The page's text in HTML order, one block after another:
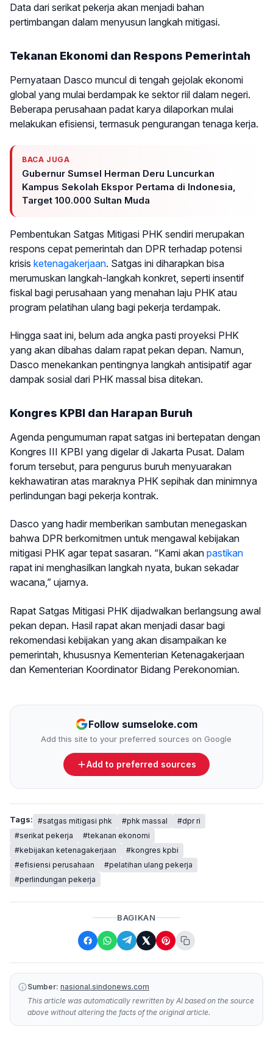
Data dari serikat pekerja akan menjadi bahan
pertimbangan dalam menyusun langkah mitigasi.
Tekanan Ekonomi dan Respons Pemerintah
Pernyataan Dasco muncul di tengah gejolak ekonomi
global yang mulai berdampak ke sektor riil dalam negeri.
Beberapa perusahaan padat karya dilaporkan mulai
melakukan efisiensi, termasuk pengurangan tenaga kerja.
BACA JUGA
Gubernur Sumsel Herman Deru Luncurkan
Kampus Sekolah Ekspor Pertama di Indonesia,
Target 100.000 Sultan Muda
Pembentukan Satgas Mitigasi PHK sendiri merupakan
respons cepat pemerintah dan DPR terhadap potensi
krisis ketenagakerjaan. Satgas ini diharapkan bisa
merumuskan langkah-langkah konkret, seperti insentif
fiskal bagi perusahaan yang menahan laju PHK atau
program pelatihan ulang bagi pekerja terdampak.
Hingga saat ini, belum ada angka pasti proyeksi PHK
yang akan dibahas dalam rapat pekan depan. Namun,
Dasco menekankan pentingnya langkah antisipatif agar
dampak sosial dari PHK massal bisa ditekan.
Kongres KPBI dan Harapan Buruh
Agenda pengumuman rapat satgas ini bertepatan dengan
Kongres III KPBI yang digelar di Jakarta Pusat. Dalam
forum tersebut, para pengurus buruh menyuarakan
kekhawatiran atas maraknya PHK sepihak dan minimnya
perlindungan bagi pekerja kontrak.
Dasco yang hadir memberikan sambutan menegaskan
bahwa DPR berkomitmen untuk mengawal kebijakan
mitigasi PHK agar tepat sasaran. “Kami akan pastikan
rapat ini menghasilkan langkah nyata, bukan sekadar
wacana,” ujarnya.
Rapat Satgas Mitigasi PHK dijadwalkan berlangsung awal
pekan depan. Hasil rapat akan menjadi dasar bagi
rekomendasi kebijakan yang akan disampaikan ke
pemerintah, khususnya Kementerian Ketenagakerjaan
dan Kementerian Koordinator Bidang Perekonomian.
Follow sumseloke.com
Add this site to your preferred sources on Google
Add to preferred sources
Tags: #satgas mitigasi phk #phk massal
#dpr ri
#serikat pekerja
#tekanan ekonomi
#kebijakan ketenagakerjaan
#kongres kpbi
#efisiensi perusahaan
#pelatihan ulang pekerja
#perlindungan pekerja
BAGIKAN
Sumber: nasional.sindonews.com
This article was automatically rewritten by AI based on the source
above without altering the facts of the original article.